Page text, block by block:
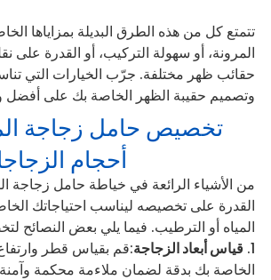
تتمتع كل من هذه الطرق البديلة بمزاياها
المرونة، أو سهولة التركيب، أو القدرة على
حقائب ظهر مختلفة. جرّب الخيارات التي
وتصميم حقيبة الظهر الخاصة بك على أفضل
تخصيص حامل زجاجة
أحجام
من الأشياء الرائعة في خياطة حامل زجاجة
القدرة على تخصيصه ليناسب احتياجاتك
المياه أو الترطيب. فيما يلي بعض النصائح
قياس أبعاد الزجاجة:قم بقياس قطر
الخاصة بك بدقة لضمان ملاءمة محكمة